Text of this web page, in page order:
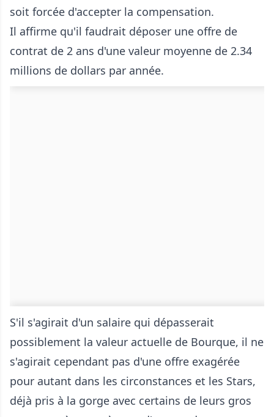
soit forcée d'accepter la compensation.
Il affirme qu'il faudrait déposer une offre de
contrat de 2 ans d'une valeur moyenne de 2.34
millions de dollars par année.
S'il s'agirait d'un salaire qui dépasserait
possiblement la valeur actuelle de Bourque, il ne
s'agirait cependant pas d'une offre exagérée
pour autant dans les circonstances et les Stars,
déjà pris à la gorge avec certains de leurs gros